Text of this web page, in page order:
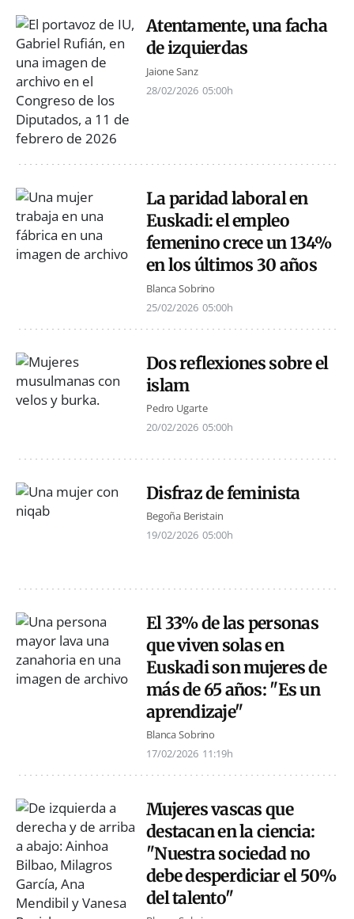
Atentamente, una facha
de izquierdas
Jaione Sanz
28/02/2026 05:00h
La paridad laboral en
Euskadi: el empleo
femenino crece un 134%
en los últimos 30 años
Blanca Sobrino
25/02/2026 05:00h
Dos reflexiones sobre el
islam
Pedro Ugarte
20/02/2026 05:00h
Disfraz de feminista
Begoña Beristain
19/02/2026 05:00h
El 33% de las personas
que viven solas en
Euskadi son mujeres de
más de 65 años: "Es un
aprendizaje"
Blanca Sobrino
17/02/2026 11:19h
Mujeres vascas que
destacan en la ciencia:
"Nuestra sociedad no
debe desperdiciar el 50%
del talento"